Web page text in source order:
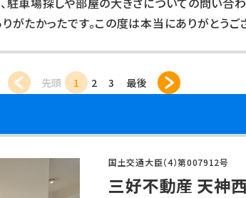
がたかったです。この度は本当にありがとうご
先頭 1 2 3 最後
国土交通大臣（4）第007912号
三好不動産 天神